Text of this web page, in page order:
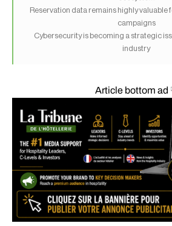
Reservation data remains highly valuable
campaigns
Cybersecurity is becoming a strategic
industry
Article bottom ad